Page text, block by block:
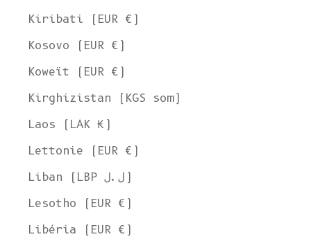
Kiribati (EUR €)
Kosovo (EUR €)
Koweït (EUR €)
Kirghizistan (KGS som)
Laos (LAK ₭)
Lettonie (EUR €)
Liban (LBP ل.ل)
Lesotho (EUR €)
Libéria (EUR €)